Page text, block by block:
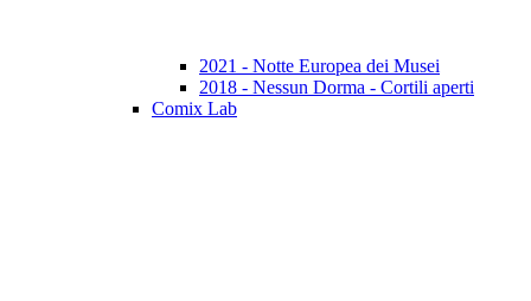
2021 - Notte Europea dei Musei
2018 - Nessun Dorma - Cortili aperti
Comix Lab